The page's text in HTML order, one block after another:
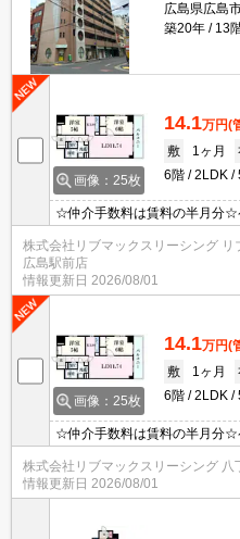
広島県広島
築20年
13
画像：25枚
14.1万円(
敷
1ヶ月
6階
2LDK
☆仲介手数料は賃料の半月分☆
歩２分☆ネット無料☆都市ガ
テムキッチンや浴室乾燥機な
ックスあり☆彡
株式会社リブマックスリーシング リ
広島駅前店
情報更新日 2026/08/01
画像：25枚
14.1万円(
敷
1ヶ月
6階
2LDK
☆仲介手数料は賃料の半月分☆
歩２分☆ネット無料☆都市ガ
テムキッチンや浴室乾燥機な
ックスあり☆彡
株式会社リブマックスリーシング 八
情報更新日 2026/08/01